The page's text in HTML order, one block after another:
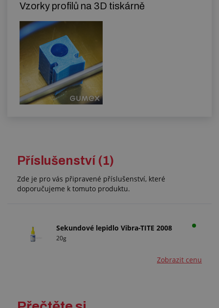
Vzorky profilů na 3D tiskárně
Příslušenství (1)
Zde je pro vás připravené příslušenství, které
doporučujeme k tomuto produktu.
Sekundové lepidlo Vibra-TITE 2008
20g
Zobrazit cenu